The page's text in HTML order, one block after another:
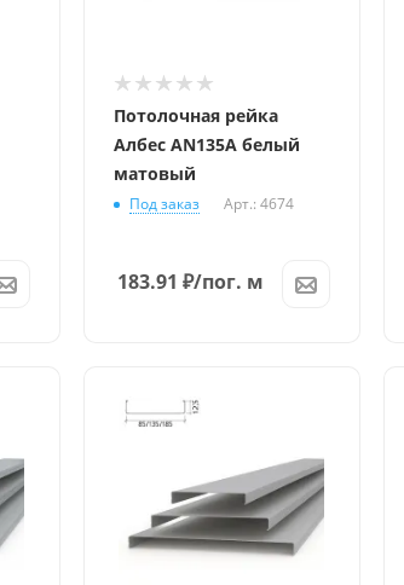
Потолочная рейка
Албес AN135A белый
матовый
Под заказ Арт.: 4674
183.91 ₽/пог. м